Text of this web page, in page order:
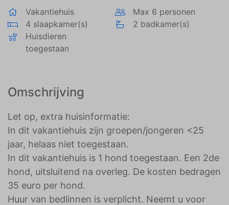
Vakantiehuis
Max 6 personen
4 slaapkamer(s)
2 badkamer(s)
Huisdieren
toegestaan
Omschrijving
Let op, extra huisinformatie:
In dit vakantiehuis zijn groepen/jongeren <25
jaar, helaas niet toegestaan.
In dit vakantiehuis is 1 hond toegestaan. Een 2de
hond, uitsluitend na overleg. De kosten bedragen
35 euro per hond.
Huur van bedlinnen is verplicht. Neemt u voor